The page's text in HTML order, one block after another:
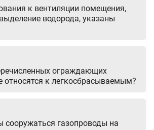
к вентиляции помещения,
водорода, указаны
ограждающих
относятся к легкосбрасываемым?
сооружаться газопроводы на